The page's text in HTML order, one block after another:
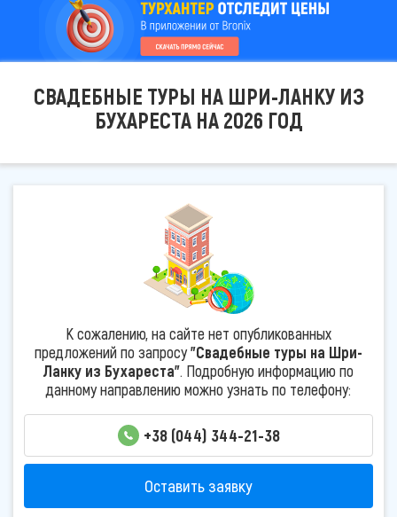
СВАДЕБНЫЕ ТУРЫ НА ШРИ-ЛАНКУ ИЗ
БУХАРЕСТА НА 2026 ГОД
К сожалению, на сайте нет опубликованных
предложений по запросу"Свадебные туры на Шри-
Ланку из Бухареста". Подробную информацию по
данному направлению можно узнать по телефону:
+38 (044) 344-21-38
Оставить заявку